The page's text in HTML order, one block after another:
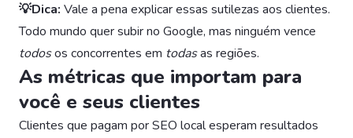
💡Dica: Vale a pena explicar essas sutilezas aos clientes.
Todo mundo quer subir no Google, mas ninguém vence
todosos concorrentes em todasas regiões.
As métricas que importam para
você e seus clientes
Clientes que pagam por SEO local esperam resultados